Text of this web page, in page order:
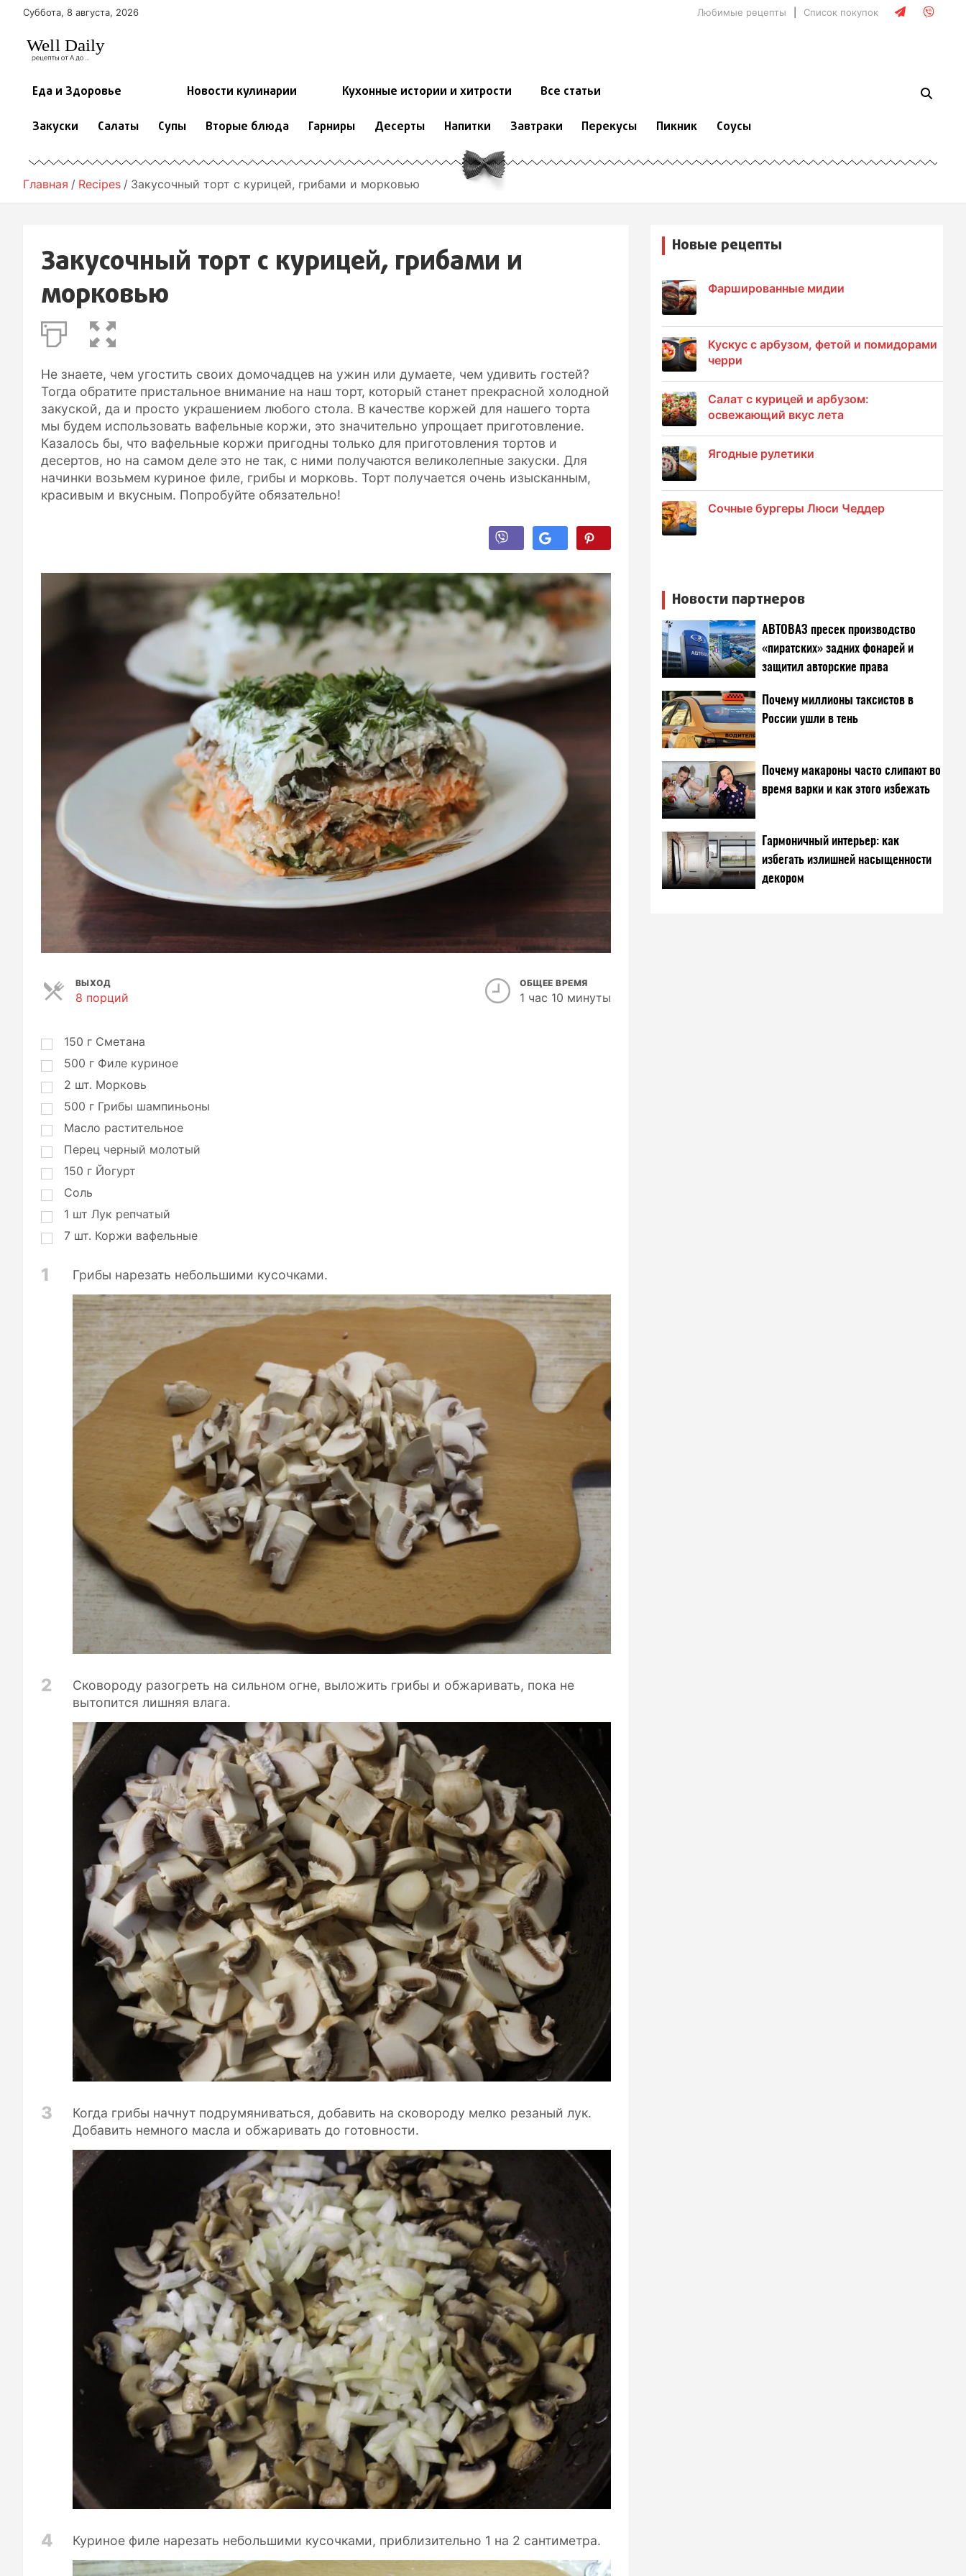
Суббота, 8 августа, 2026 Любимые рецепты Список покупок
Еда и Здоровье Новости кулинарии Кухонные истории и хитрости Все статьи
Закуски Салаты Супы Вторые блюда Гарниры Десерты Напитки Завтраки Перекусы Пикник Соусы
Главная Recipes Закусочный торт с курицей, грибами и морковью
Закусочный торт с курицей, грибами и
морковью
Не знаете, чем угостить своих домочадцев на ужин или думаете, чем удивить гостей?
Тогда обратите пристальное внимание на наш торт, который станет прекрасной холодной
закуской, да и просто украшением любого стола. В качестве коржей для нашего торта
мы будем использовать вафельные коржи, это значительно упрощает приготовление.
Казалось бы, что вафельные коржи пригодны только для приготовления тортов и
десертов, но на самом деле это не так, с ними получаются великолепные закуски. Для
начинки возьмем куриное филе, грибы и морковь. Торт получается очень изысканным,
красивым и вкусным. Попробуйте обязательно!
ВЫХОД
8 порций
ц
и
ОБЩЕЕ ВРЕМЯ
1 час 10 минуты
150 г Сметана
500 г Филе куриное
2 шт. Морковь
500 г Грибы шампиньоны
Масло растительное
Перец черный молотый
150 г Йогурт
Соль
1 шт Лук репчатый
7 шт. Коржи вафельные
1 Грибы нарезать небольшими кусочками.
2
Сковороду разогреть на сильном огне, выложить грибы и обжаривать, пока не
вытопится лишняя влага.
3
Когда грибы начнут подрумяниваться, добавить на сковороду мелко резаный лук.
Добавить немного масла и обжаривать до готовности.
4 Куриное филе нарезать небольшими кусочками, приблизительно 1 на 2 сантиметра.
Новые рецепты
Фаршированные мидии
Кускус с арбузом, фетой и помидорами
черри
Салат с курицей и арбузом:
освежающий вкус лета
Ягодные рулетики
Сочные бургеры Люси Чеддер
Новости партнеров
АВТОВАЗ пресек производство
«пиратских» задних фонарей и
защитил авторские права
Почему миллионы таксистов в
России ушли в тень
Почему макароны часто слипают во
время варки и как этого избежать
Гармоничный интерьер: как
избегать излишней насыщенности
декором